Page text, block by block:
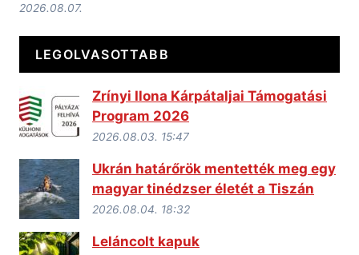
2026.08.07.
LEGOLVASOTTABB
Zrínyi Ilona Kárpátaljai Támogatási
Program 2026
2026.08.03. 15:47
Ukrán határőrök mentették meg egy
magyar tinédzser életét a Tiszán
2026.08.04. 18:32
Leláncolt kapuk